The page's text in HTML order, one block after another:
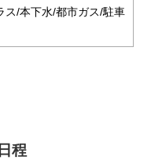
ス/本下水/都市ガス/駐車
程